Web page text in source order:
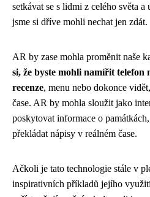
setkávat se s lidmi z celého světa
jsme si dříve mohli nechat jen zdát.
AR by zase mohla proměnit naše
si, že byste mohli namířit telefon
recenze, menu nebo dokonce
čase. AR by mohla sloužit jako
poskytovat informace o
překládat nápisy v reálném čase.
Ačkoli je tato technologie stále v
inspirativních příkladů jejího